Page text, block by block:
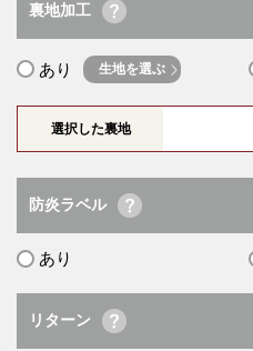
裏地加工
あり 生地を選ぶ
選択した裏地
防炎ラベル
あり
リターン